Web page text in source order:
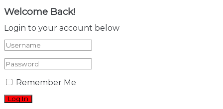
Welcome Back!
Login to your account below
Remember Me